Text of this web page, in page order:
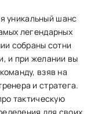
уникальный шанс
легендарных
собраны сотни
и при желании вы
взяв на
и стратега.
тактическую